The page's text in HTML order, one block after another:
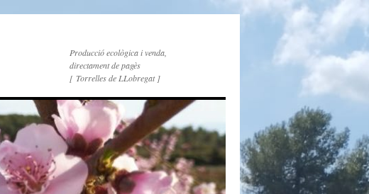
Producció ecològica i venda,
directament de pagès
[ Torrelles de LLobregat ]